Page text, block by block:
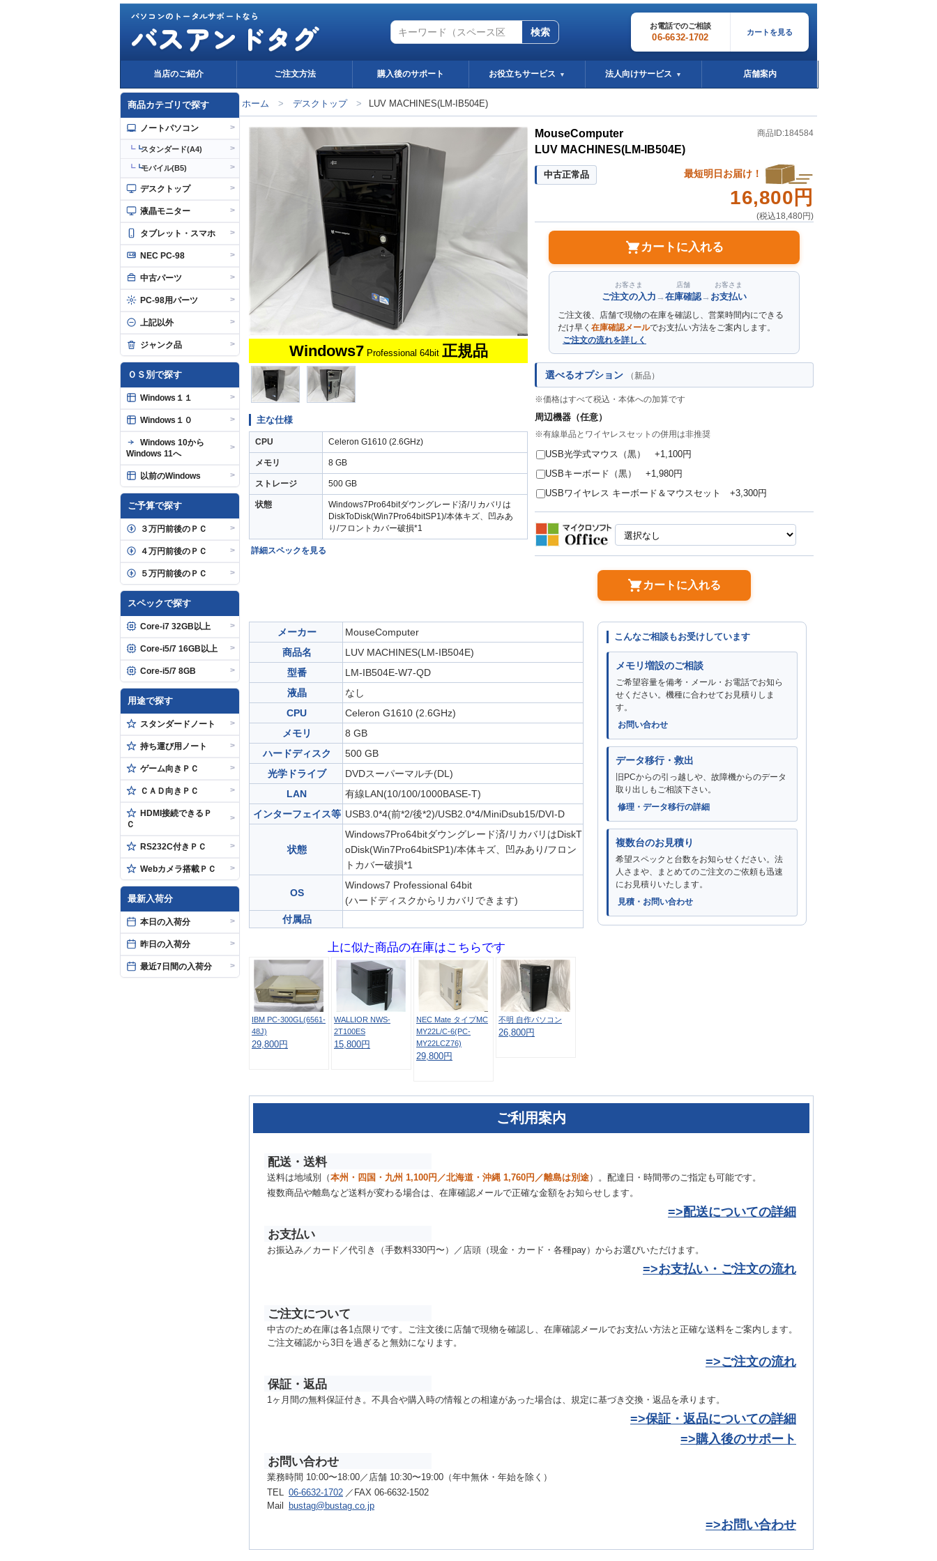
パソコンのトータルサポートなら
バスアンドタグ 検索
お電話でのご相談
06-6632-1702 カートを見る
当店のご紹介 ご注文方法 購入後のサポート お役立ちサービス ▼ 法人向けサービス ▼ 店舗案内
商品カテゴリで探す
ノートパソコン >
┗スタンダード(A4) >
┗モバイル(B5) >
デスクトップ >
液晶モニター >
タブレット・スマホ >
NEC PC-98 >
中古パーツ >
PC-98用パーツ >
上記以外 >
ジャンク品 >
ＯＳ別で探す
Windows１１ >
Windows１０ >
Windows 10から
Windows 11へ
>
以前のWindows >
ご予算で探す
３万円前後のＰＣ >
４万円前後のＰＣ >
５万円前後のＰＣ >
スペックで探す
Core-i7 32GB以上 >
Core-i5/7 16GB以上 >
Core-i5/7 8GB >
用途で探す
スタンダードノート >
持ち運び用ノート >
ゲーム向きＰＣ >
ＣＡＤ向きＰＣ >
HDMI接続できるＰ
Ｃ
>
RS232C付きＰＣ >
Webカメラ搭載ＰＣ >
最新入荷分
本日の入荷分 >
昨日の入荷分 >
最近7日間の入荷分 >
ホーム > デスクトップ > LUV MACHINES(LM-IB504E)
Windows7 Professional 64bit 正規品
主な仕様
CPU Celeron G1610 (2.6GHz)
メモリ 8 GB
ストレージ 500 GB
状態
Windows7Pro64bitダウングレード済/リカバリは
DiskToDisk(Win7Pro64bitSP1)/本体キズ、凹みあ
り/フロントカバー破損*1
詳細スペックを見る
MouseComputer 商品ID:184584
LUV MACHINES(LM-IB504E)
中古正常品 最短明日お届け！
16,800円
(税込18,480円)
カートに入れる
お客さま
ご注文の入力 →
店舗
在庫確認→
お客さま
お支払い
ご注文後、店舗で現物の在庫を確認し、営業時間内にできる
だけ早く 在庫確認メールでお支払い方法をご案内します。
ご注文の流れを詳しく
選べるオプション （新品）
※価格はすべて税込・本体への加算です
周辺機器（任意）
※有線単品とワイヤレスセットの併用は非推奨
USB光学式マウス（黒） +1,100円
USBキーボード（黒） +1,980円
USBワイヤレス キーボード＆マウスセット +3,300円
カートに入れる
メーカー
MouseComputer
商品名
LUV MACHINES(LM-IB504E)
型番
LM-IB504E-W7-QD
液晶
なし
CPU
Celeron G1610 (2.6GHz)
メモリ
8 GB
ハードディスク
500 GB
光学ドライブ
DVDスーパーマルチ(DL)
LAN
有線LAN(10/100/1000BASE-T)
インターフェイス等 USB3.0*4(前*2/後*2)/USB2.0*4/MiniDsub15/DVI-D
状態
Windows7Pro64bitダウングレード済/リカバリはDiskT
oDisk(Win7Pro64bitSP1)/本体キズ、凹みあり/フロン
トカバー破損*1
OS
Windows7 Professional 64bit
(ハードディスクからリカバリできます)
付属品
上に似た商品の在庫はこちらです
IBM PC-300GL(6561-
48J)
29,800円
WALLIOR NWS-
2T100ES
15,800円
NEC Mate タイプMC
MY22L/C-6(PC-
MY22LCZ76)
29,800円
不明 自作パソコン
26,800円
こんなご相談もお受けしています
メモリ増設のご相談
ご希望容量を備考・メール・お電話でお知ら
せください。機種に合わせてお見積りしま
す。
お問い合わせ
データ移行・救出
旧PCからの引っ越しや、故障機からのデータ
取り出しもご相談下さい。
修理・データ移行の詳細
複数台のお見積り
希望スペックと台数をお知らせください。法
人さまや、まとめてのご注文のご依頼も迅速
にお見積りいたします。
見積・お問い合わせ
ご利用案内
配送・送料
送料は地域別（本州・四国・九州 1,100円／北海道・沖縄 1,760円／離島は別途）。配達日・時間帯のご指定も可能です。
複数商品や離島など送料が変わる場合は、在庫確認メールで正確な金額をお知らせします。
=>配送についての詳細
お支払い
お振込み／カード／代引き（手数料330円〜）／店頭（現金・カード・各種pay）からお選びいただけます。
=>お支払い・ご注文の流れ
ご注文について
中古のため在庫は各1点限りです。ご注文後に店舗で現物を確認し、在庫確認メールでお支払い方法と正確な送料をご案内します。
ご注文確認から3日を過ぎると無効になります。
=>ご注文の流れ
保証・返品
1ヶ月間の無料保証付き。不具合や購入時の情報との相違があった場合は、規定に基づき交換・返品を承ります。
=>保証・返品についての詳細
=>購入後のサポート
お問い合わせ
業務時間 10:00〜18:00／店舗 10:30〜19:00（年中無休・年始を除く）
TEL 06-6632-1702 ／FAX 06-6632-1502
Mail
bustag@bustag.co.jp
=>お問い合わせ